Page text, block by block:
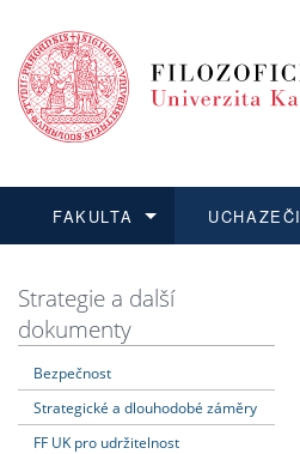
FAKULTA
Dozvědět se více
UCHAZEČI
Podat přihlášku
Dozvědět se více
Dozvědět se více
Dozvědět se více
Strategie a další
dokumenty
Bezpečnost
Strategické a dlouhodobé záměry
FF UK pro udržitelnost